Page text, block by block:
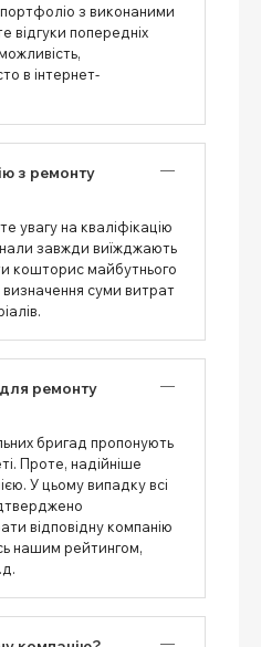
з виконаними
відгуки попередніх
в інтернет-
з ремонту
увагу на кваліфікацію
завжди виїжджають
кошторис майбутнього
суми витрат
ремонту
бригад пропонують
Проте, надійніше
У цьому випадку всі
відповідну компанію
нашим рейтингом,